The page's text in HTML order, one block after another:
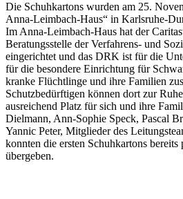
Die Schuhkartons wurden am 25.
Anna-Leimbach-Haus“ in Karlsruhe-
Im Anna-Leimbach-Haus hat der
Beratungsstelle der Verfahrens- und
eingerichtet und das DRK ist für die
für die besondere Einrichtung für
kranke Flüchtlinge und ihre Familien
Schutzbedürftigen können dort zur
ausreichend Platz für sich und ihre
Dielmann, Ann-Sophie Speck, Pascal
Yannic Peter, Mitglieder des
konnten die ersten Schuhkartons
übergeben.